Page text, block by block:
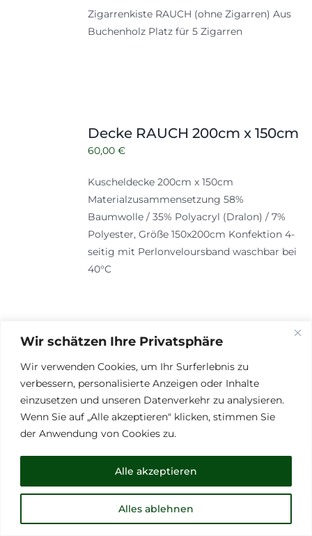
Wir schätzen Ihre Privatsphäre
Wir verwenden Cookies, um Ihr Surferlebnis zu
verbessern, personalisierte Anzeigen oder Inhalte
einzusetzen und unseren Datenverkehr zu analysieren.
Wenn Sie auf „Alle akzeptieren" klicken, stimmen Sie
der Anwendung von Cookies zu.
Alles ablehnen
Alle akzeptieren
Zigarrenkiste RAUCH (ohne Zigarren) Aus
Buchenholz Platz für 5 Zigarren
Decke RAUCH 200cm x 150cm
60,00 €
Kuscheldecke 200cm x 150cm
Materialzusammensetzung 58%
Baumwolle / 35% Polyacryl (Dralon) / 7%
Polyester, Größe 150x200cm Konfektion 4-
seitig mit Perlonveloursband waschbar bei
40°C
Himbeer – Likör 0,35L
16,00€
Fruchtlikör mit steirischen Himbeeren
Sehr fruchtige und süßlich milde Aromatik.
Alc 24 % vol.